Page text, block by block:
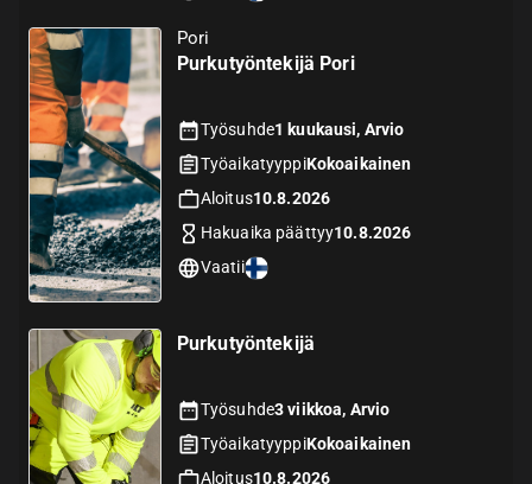
Pori
Purkutyöntekijä Pori
Työsuhde1 kuukausi, Arvio
TyöaikatyyppiKokoaikainen
Aloitus10.8.2026
Hakuaika päättyy10.8.2026
Vaatii
Purkutyöntekijä
Työsuhde3 viikkoa, Arvio
TyöaikatyyppiKokoaikainen
Aloitus10.8.2026